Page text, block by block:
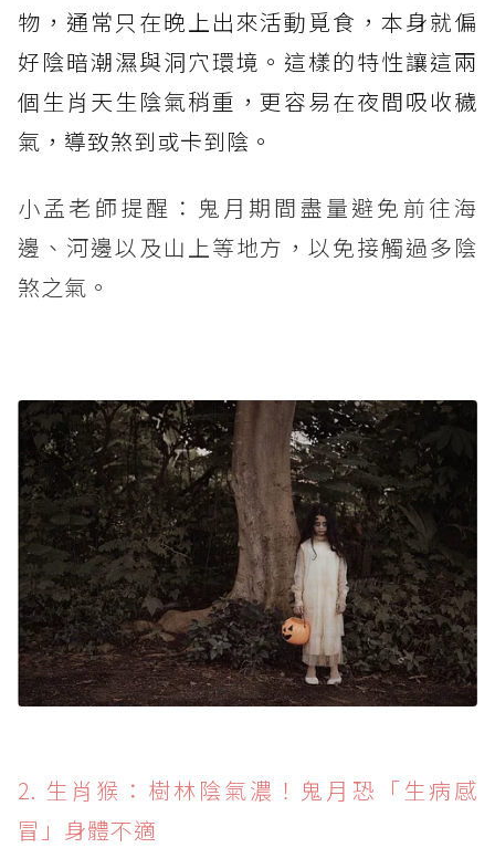
物，通常只在晚上出來活動覓食，本身就偏
好陰暗潮濕與洞穴環境。這樣的特性讓這兩
個生肖天生陰氣稍重，更容易在夜間吸收穢
氣，導致煞到或卡到陰。
小孟老師提醒：鬼月期間盡量避免前往海
邊、河邊以及山上等地方，以免接觸過多陰
煞之氣。
2. 生肖猴：樹林陰氣濃！鬼月恐「生病感
冒」身體不適